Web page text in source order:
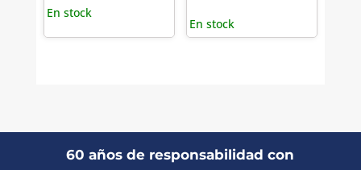
En stock
En stock
60 años de responsabilidad con